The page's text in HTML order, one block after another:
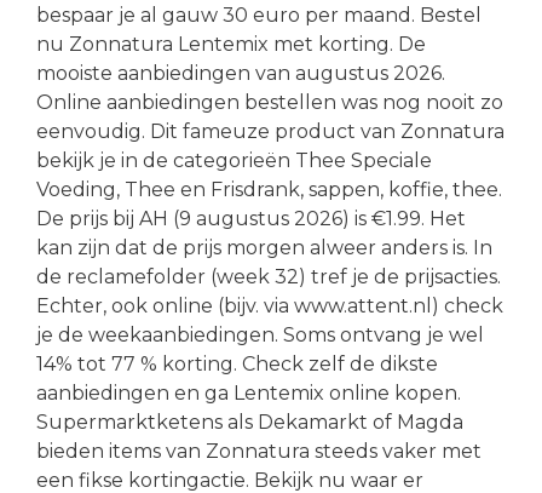
bespaar je al gauw 30 euro per maand. Bestel
nu Zonnatura Lentemix met korting. De
mooiste aanbiedingen van augustus 2026.
Online aanbiedingen bestellen was nog nooit zo
eenvoudig. Dit fameuze product van Zonnatura
bekijk je in de categorieën Thee Speciale
Voeding, Thee en Frisdrank, sappen, koffie, thee.
De prijs bij AH (9 augustus 2026) is €1.99. Het
kan zijn dat de prijs morgen alweer anders is. In
de reclamefolder (week 32) tref je de prijsacties.
Echter, ook online (bijv. via www.attent.nl) check
je de weekaanbiedingen. Soms ontvang je wel
14% tot 77 % korting. Check zelf de dikste
aanbiedingen en ga Lentemix online kopen.
Supermarktketens als Dekamarkt of Magda
bieden items van Zonnatura steeds vaker met
een fikse kortingactie. Bekijk nu waar er